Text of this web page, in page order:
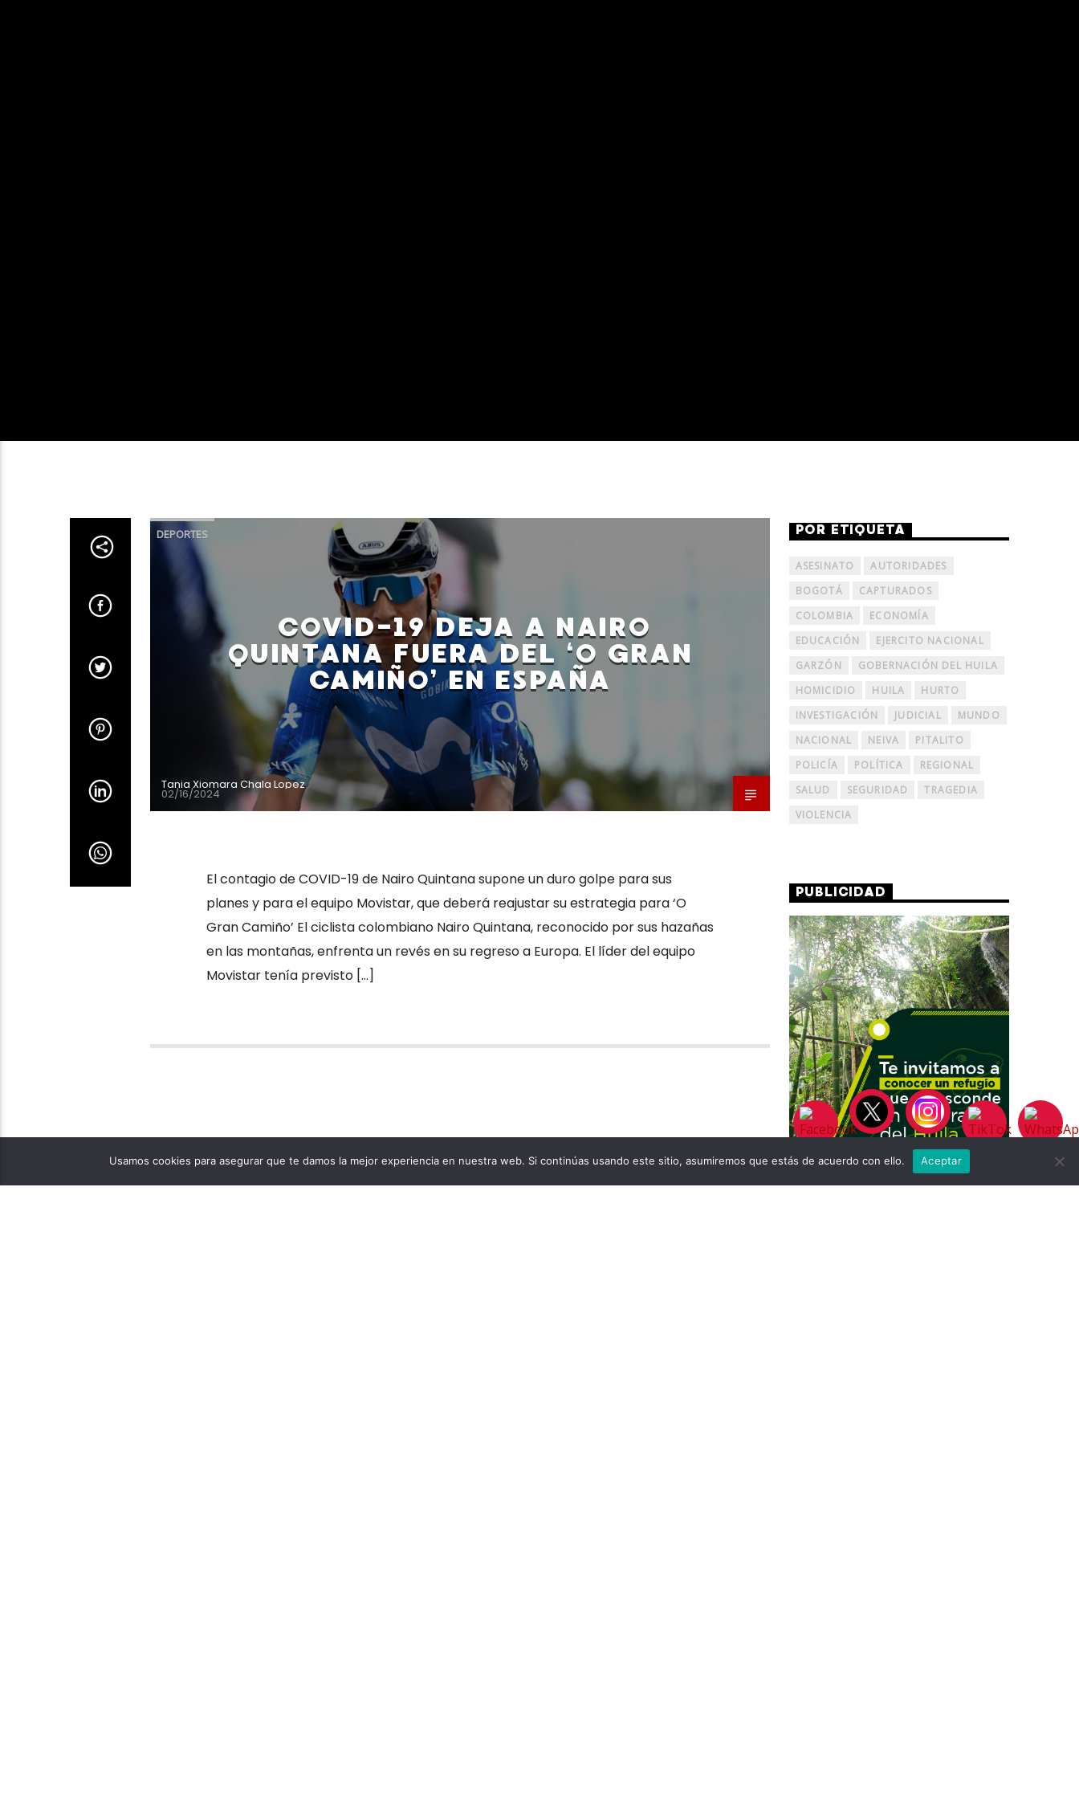
DEPORTES
COVID-19 DEJA A NAIRO
QUINTANA FUERA DEL ‘O GRAN
CAMIÑO’ EN ESPAÑA
Tania Xiomara Chala Lopez
02/16/2024
El contagio de COVID-19 de Nairo Quintana supone un duro golpe para sus
planes y para el equipo Movistar, que deberá reajustar su estrategia para ‘O
Gran Camiño’ El ciclista colombiano Nairo Quintana, reconocido por sus hazañas
en las montañas, enfrenta un revés en su regreso a Europa. El líder del equipo
Movistar tenía previsto […]
POR ETIQUETA
ASESINATO
AUTORIDADES
BOGOTÁ
CAPTURADOS
COLOMBIA
ECONOMÍA
EDUCACIÓN
EJERCITO NACIONAL
GARZÓN
GOBERNACIÓN DEL HUILA
HOMICIDIO
HUILA
HURTO
INVESTIGACIÓN
JUDICIAL
MUNDO
NACIONAL
NEIVA
PITALITO
POLICÍA
POLÍTICA
REGIONAL
SALUD
SEGURIDAD
TRAGEDIA
VIOLENCIA
PUBLICIDAD
Usamos cookies para asegurar que te damos la mejor experiencia en nuestra web. Si continúas usando este sitio, asumiremos que estás de acuerdo con ello. Aceptar